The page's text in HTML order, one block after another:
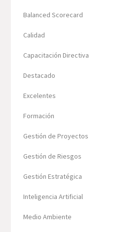
Balanced Scorecard
Calidad
Capacitación Directiva
Destacado
Excelentes
Formación
Gestión de Proyectos
Gestión de Riesgos
Gestión Estratégica
Inteligencia Artificial
Medio Ambiente